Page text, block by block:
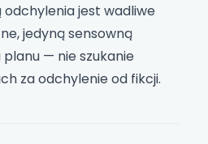
odchylenia jest wadliwe
jedyną sensowną
— nie szukanie
za odchylenie od fikcji.